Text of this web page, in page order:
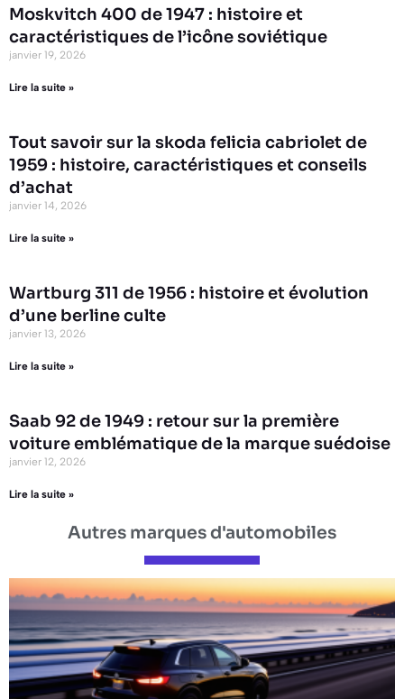
Moskvitch 400 de 1947 : histoire et
caractéristiques de l’icône soviétique
janvier 19, 2026
Lire la suite »
Tout savoir sur la skoda felicia cabriolet de
1959 : histoire, caractéristiques et conseils
d’achat
janvier 14, 2026
Lire la suite »
Wartburg 311 de 1956 : histoire et évolution
d’une berline culte
janvier 13, 2026
Lire la suite »
Saab 92 de 1949 : retour sur la première
voiture emblématique de la marque suédoise
janvier 12, 2026
Lire la suite »
Autres marques d'automobiles